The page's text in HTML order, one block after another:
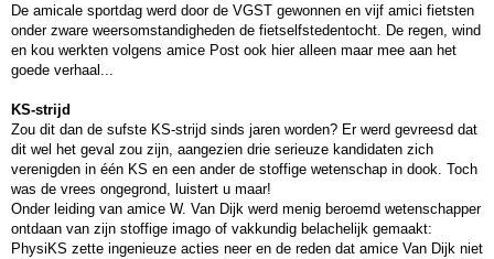
De amicale sportdag werd door de VGST gewonnen en vijf amici fietsten
onder zware weersomstandigheden de fietselfstedentocht. De regen, wind
en kou werkten volgens amice Post ook hier alleen maar mee aan het
goede verhaal...
KS-strijd
Zou dit dan de sufste KS-strijd sinds jaren worden? Er werd gevreesd dat
dit wel het geval zou zijn, aangezien drie serieuze kandidaten zich
verenigden in één KS en een ander de stoffige wetenschap in dook. Toch
was de vrees ongegrond, luistert u maar!
Onder leiding van amice W. Van Dijk werd menig beroemd wetenschapper
ontdaan van zijn stoffige imago of vakkundig belachelijk gemaakt:
PhysiKS zette ingenieuze acties neer en de reden dat amice Van Dijk niet